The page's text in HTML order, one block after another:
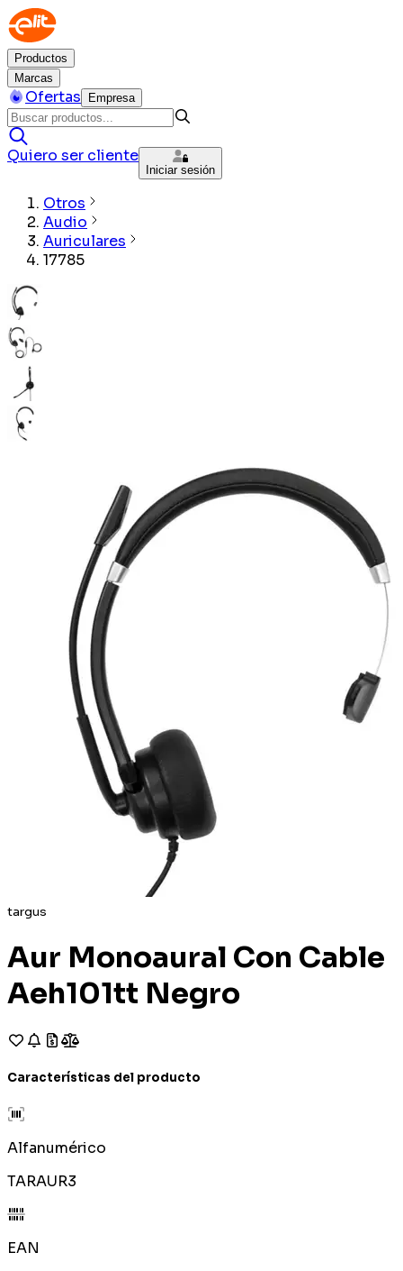
Productos
Marcas
Ofertas Empresa
Quiero ser cliente
Iniciar sesión
Otros
Audio
Auriculares
17785
targus
Aur Monoaural Con Cable
Aeh101tt Negro
Características del producto
Alfanumérico
TARAUR3
EAN